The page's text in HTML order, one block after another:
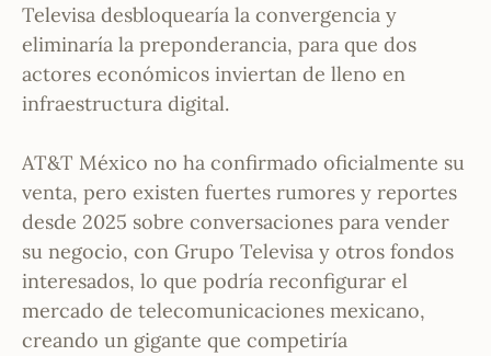
Televisa desbloquearía la convergencia y
eliminaría la preponderancia, para que dos
actores económicos inviertan de lleno en
infraestructura digital.
AT&T México no ha confirmado oficialmente su
venta, pero existen fuertes rumores y reportes
desde 2025 sobre conversaciones para vender
su negocio, con Grupo Televisa y otros fondos
interesados, lo que podría reconfigurar el
mercado de telecomunicaciones mexicano,
creando un gigante que competiría